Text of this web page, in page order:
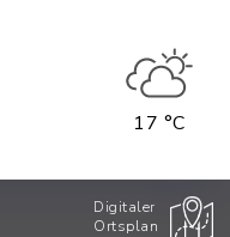
17 °C
Digitaler
Ortsplan